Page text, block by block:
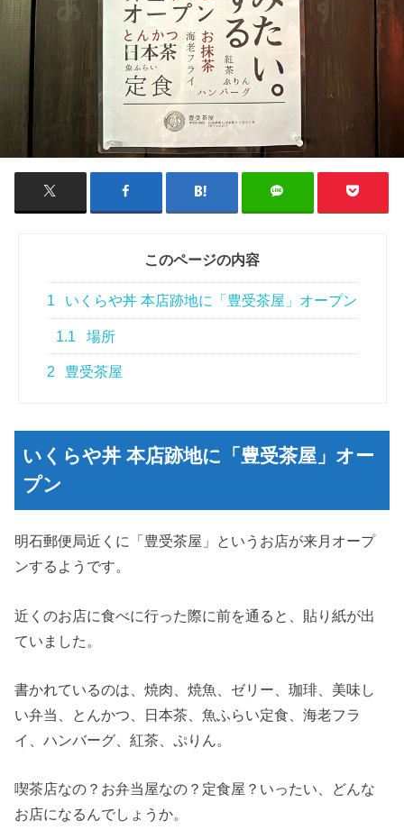
このページの内容
1 いくらや丼 本店跡地に「豊受茶屋」オープン
1.1 場所
2 豊受茶屋
いくらや丼 本店跡地に「豊受茶屋」オー
プン
明石郵便局近くに「豊受茶屋」というお店が来月オープ
ンするようです。
近くのお店に食べに行った際に前を通ると、貼り紙が出
ていました。
書かれているのは、焼肉、焼魚、ゼリー、珈琲、美味し
い弁当、とんかつ、日本茶、魚ふらい定食、海老フラ
イ、ハンバーグ、紅茶、ぷりん。
喫茶店なの？お弁当屋なの？定食屋？いったい、どんな
お店になるんでしょうか。